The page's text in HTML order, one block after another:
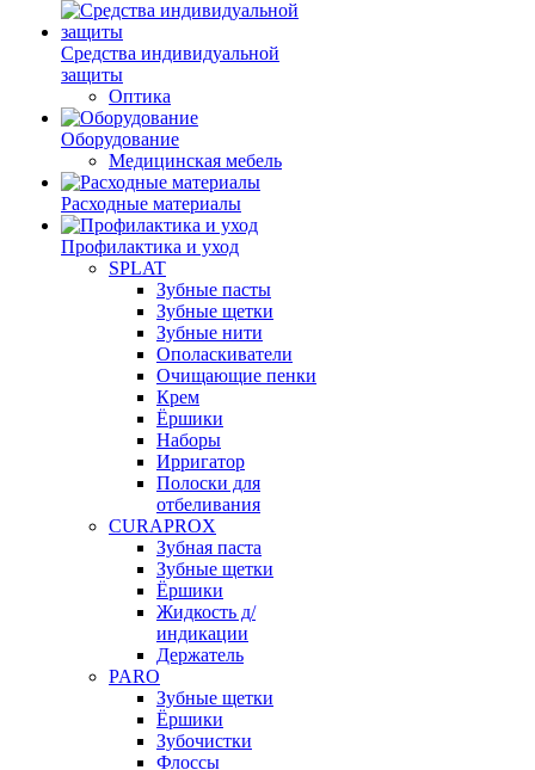
Средства индивидуальной
защиты
Оптика
Оборудование
Медицинская мебель
Расходные материалы
Профилактика и уход
SPLAT
Зубные пасты
Зубные щетки
Зубные нити
Ополаскиватели
Очищающие пенки
Крем
Ёршики
Наборы
Ирригатор
Полоски для
отбеливания
CURAPROX
Зубная паста
Зубные щетки
Ёршики
Жидкость д/
индикации
Держатель
PARO
Зубные щетки
Ёршики
Зубочистки
Флоссы